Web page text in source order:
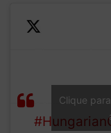
causeClique